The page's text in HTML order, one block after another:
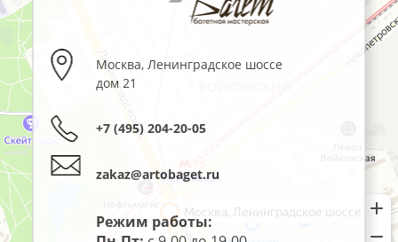
Москва,Ленинградское шоссе
дом 21
+7 (495) 204-20-05
zakaz@artobaget.ru
Режим работы: